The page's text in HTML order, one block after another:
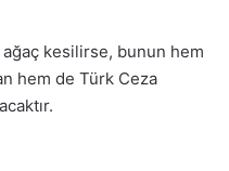
kesilirse, bunun hem
hem de Türk Ceza